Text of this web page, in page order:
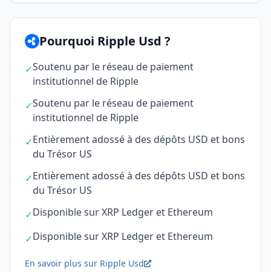
Pourquoi Ripple Usd ?
✓Soutenu par le réseau de paiement
institutionnel de Ripple
✓Soutenu par le réseau de paiement
institutionnel de Ripple
✓Entièrement adossé à des dépôts USD et bons
du Trésor US
✓Entièrement adossé à des dépôts USD et bons
du Trésor US
✓Disponible sur XRP Ledger et Ethereum
✓Disponible sur XRP Ledger et Ethereum
En savoir plus sur Ripple Usd